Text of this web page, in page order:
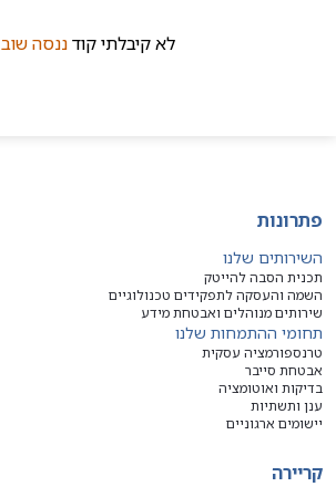
לא קיבלתי קוד ננסה שוב
פתרונות
השירותים שלנו
תכנית הסבה להייטק
השמה והעסקה לתפקידים טכנולוגיים
שירותים מנוהלים ואבטחת מידע
תחומי ההתמחות שלנו
טרנספורמציה עסקית
אבטחת סייבר
בדיקות ואוטומציה
ענן ותשתיות
יישומים ארגוניים
קריירה